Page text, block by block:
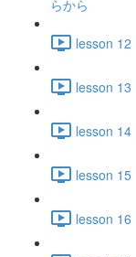
らから
lesson
lesson
lesson
lesson
lesson